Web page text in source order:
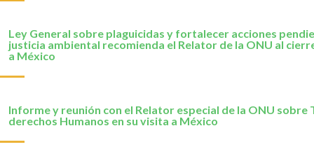
Ley General sobre plaguicidas y fortalecer acciones
justicia ambiental recomienda el Relator de la ONU al
a México
Informe y reunión con el Relator especial de la ONU sobre
derechos Humanos en su visita a México